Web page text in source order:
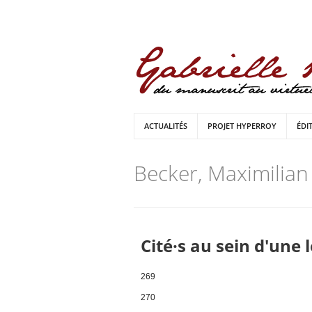
ACTUALITÉS PROJET HYPERROY
Becker, Maximilian
Cité·s au sein d'une
269
270